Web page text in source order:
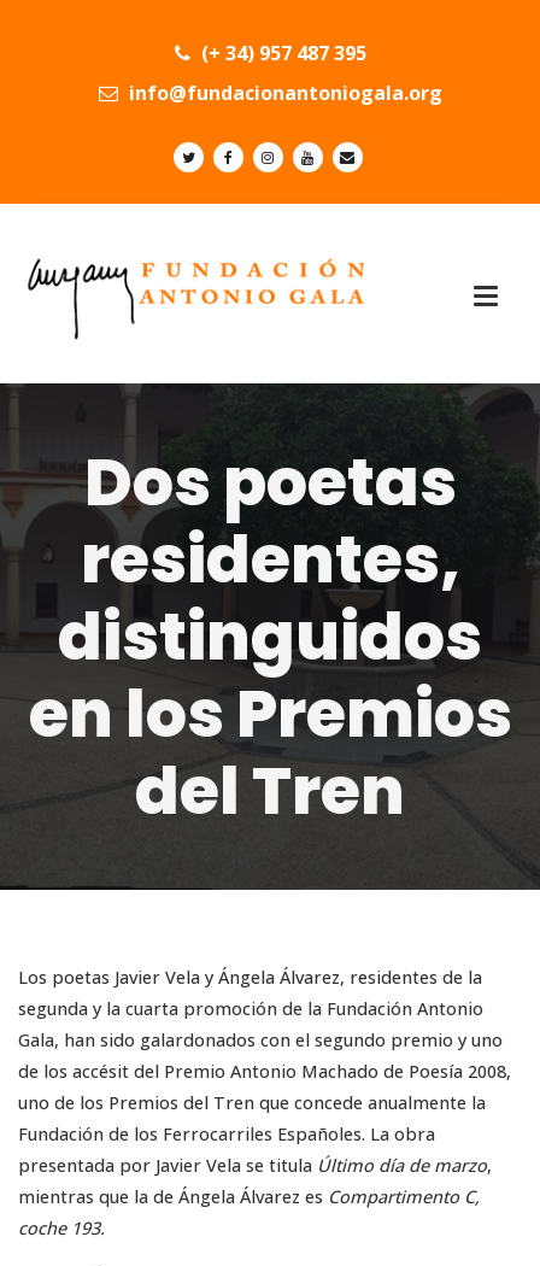
(+ 34) 957 487 395
info@fundacionantoniogala.org
Dos poetas
residentes,
distinguidos
en los Premios
del Tren
Los poetas Javier Vela y Ángela Álvarez, residentes de la
segunda y la cuarta promoción de la Fundación Antonio
Gala, han sido galardonados con el segundo premio y uno
de los accésit del Premio Antonio Machado de Poesía 2008,
uno de los Premios del Tren que concede anualmente la
Fundación de los Ferrocarriles Españoles. La obra
presentada por Javier Vela se titula Último día de marzo,
mientras que la de Ángela Álvarez es Compartimento C,
coche 193.